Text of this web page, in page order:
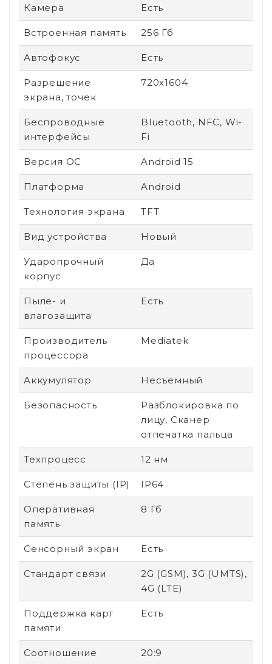
Камера Есть
Встроенная память 256 Гб
Автофокус Есть
Разрешение
экрана, точек
720x1604
Беспроводные
интерфейсы
Bluetooth, NFC, Wi-
Fi
Версия ОС Android 15
Платформа Android
Технология экрана TFT
Вид устройства Новый
Ударопрочный
корпус
Да
Пыле- и
влагозащита
Есть
Производитель
процессора
Mediatek
Аккумулятор Несъемный
Безопасность
Разблокировка по
лицу, Сканер
отпечатка пальца
Техпроцесс 12 нм
Степень защиты (IP) IP64
Оперативная
память
8 Гб
Сенсорный экран Есть
Стандарт связи
2G (GSM), 3G (UMTS),
4G (LTE)
Поддержка карт
памяти
Есть
Соотношение
20:9